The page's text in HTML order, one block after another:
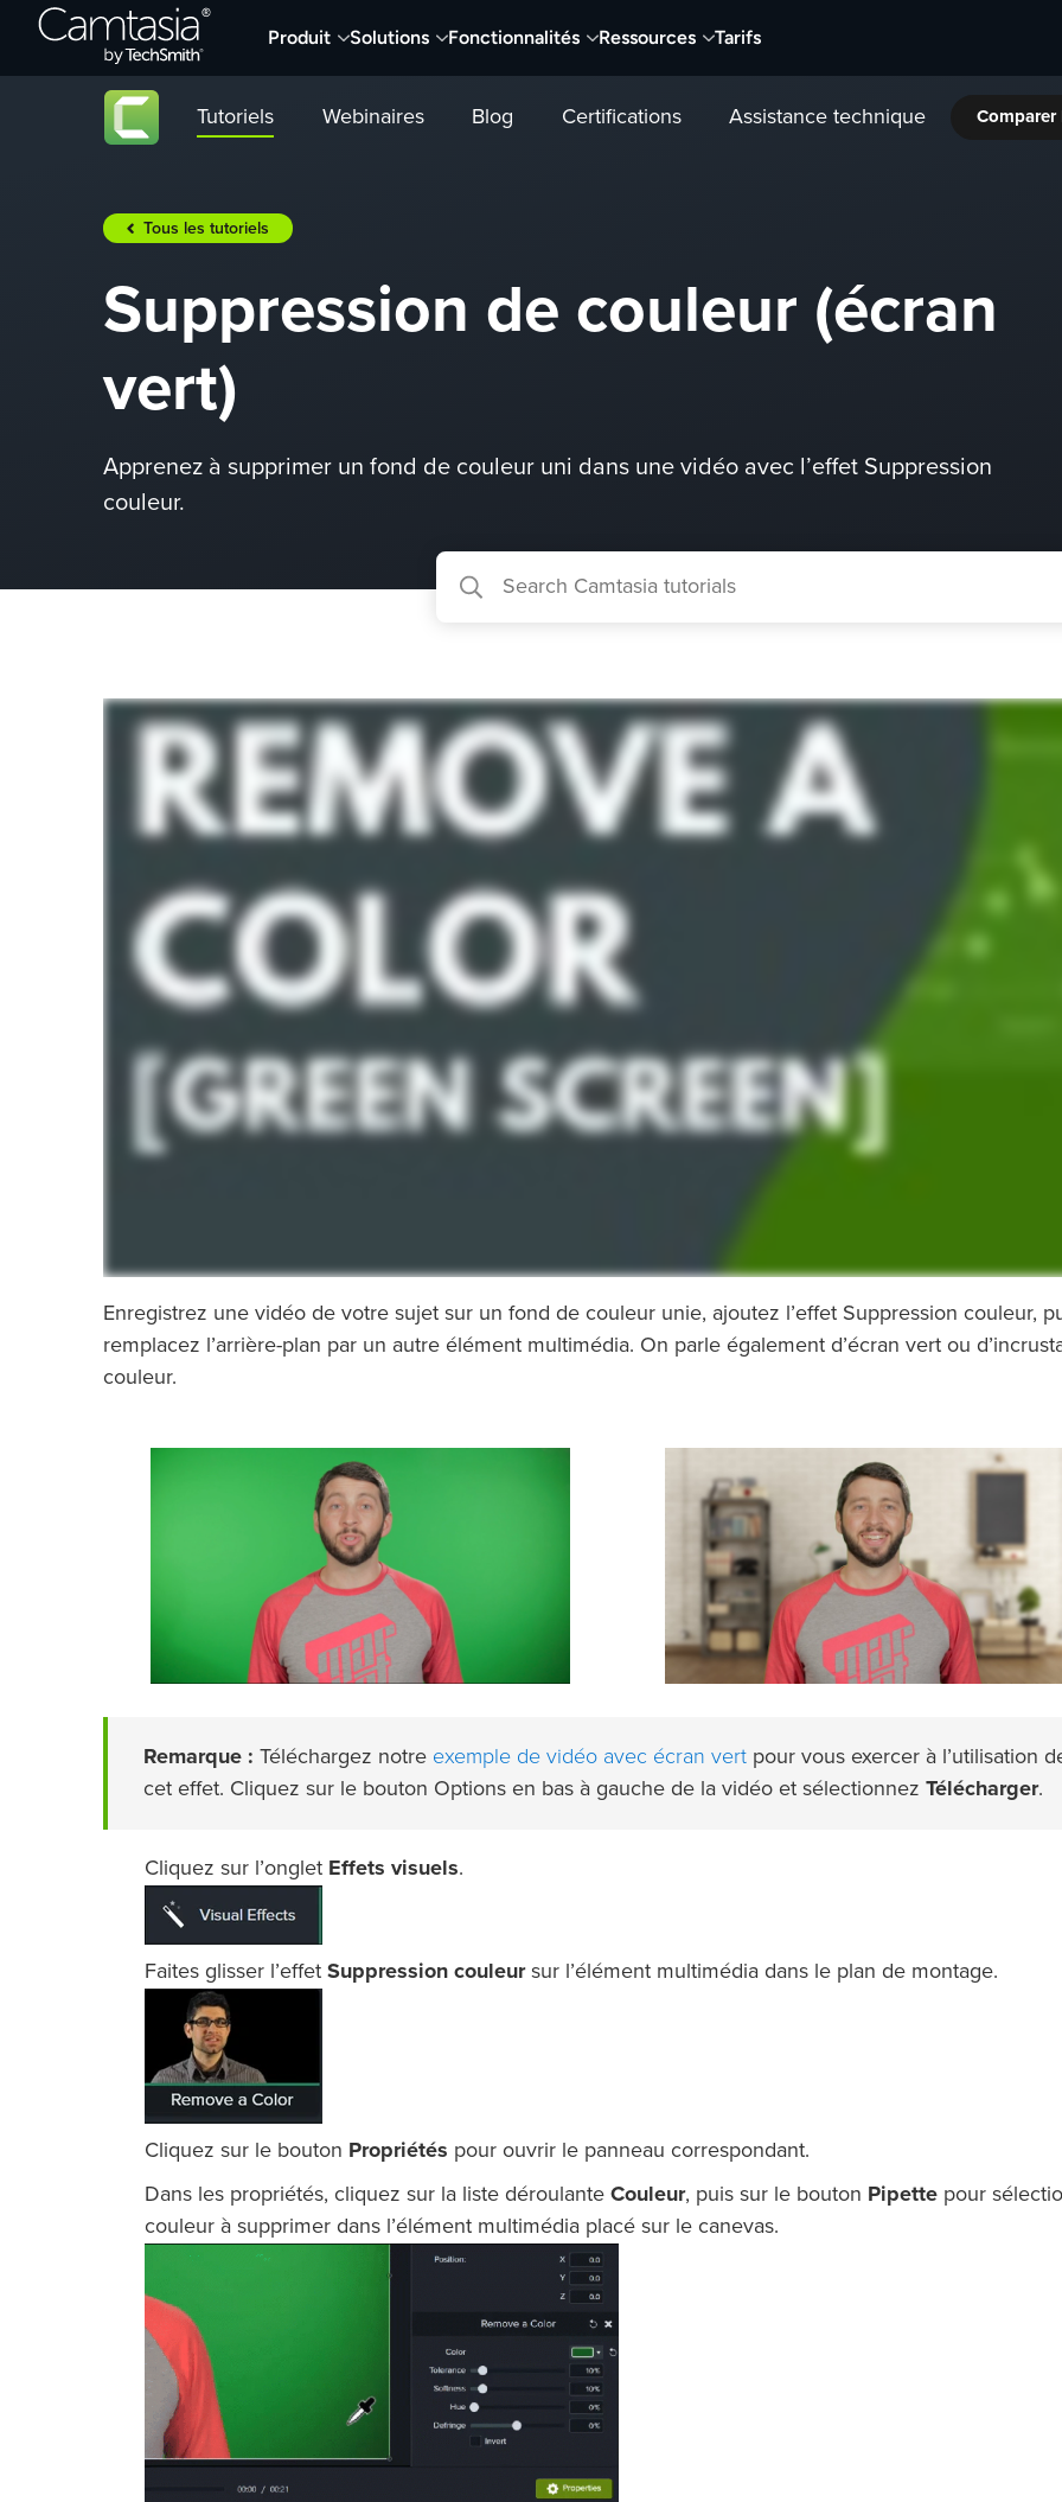
Passer
directement
Produit Solutions Fonctionnalités Ressources Tarifs
Tutoriels Webinaires Blog Certifications Assistance technique Comparer
Tous les tutoriels
Suppression de couleur (écran
vert)
Apprenez à supprimer un fond de couleur uni dans une vidéo avec l’effet Suppression
couleur.
Enregistrez une vidéo de votre sujet sur un fond de couleur unie, ajoutez l’effet Suppression couleur,
remplacez l’arrière-plan par un autre élément multimédia. On parle également d’écran vert ou
couleur.
Remarque : Téléchargez notre exemple de vidéo avec écran vert pour vous exercer à l’utilisation
cet effet. Cliquez sur le bouton Options en bas à gauche de la vidéo et sélectionnez Télécharger.
Cliquez sur l’onglet Effets visuels.
Faites glisser l’effet Suppression couleursur l’élément multimédia dans le plan de montage.
Cliquez sur le bouton Propriétés pour ouvrir le panneau correspondant.
Dans les propriétés, cliquez sur la liste déroulante Couleur, puis sur le bouton Pipette pour
couleur à supprimer dans l’élément multimédia placé sur le canevas.